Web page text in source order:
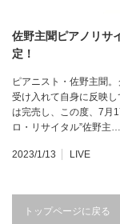
佐野主聞ピアノリサ
定！
ピアニスト・佐野主聞
受け入れて自身に反映
は完売し、この度、7月
ロ・リサイタル”佐野主…
2023/1/13 LIVE
トップページに戻る